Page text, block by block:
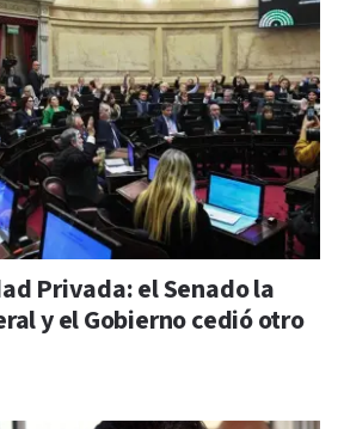
Privada: el Senado la
y el Gobierno cedió otro